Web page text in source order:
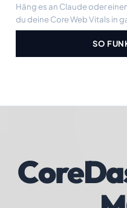
Häng es an Claude oder
du deine Core Web Vitals in
SO